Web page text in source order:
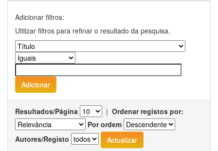
Adicionar filtros:
Utilizar filtros para refinar o resultado da pesquisa.
Resultados/Página | Ordenar registos por:
Por ordem
Autores/Registo